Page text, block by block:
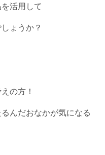
活用して
ょうか？
の方！
んだおなかが気になる